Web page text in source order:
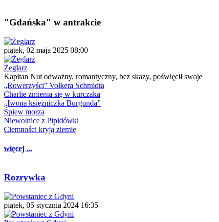
"Gdańska" w antrakcie
piątek, 02 maja 2025 08:00
Żeglarz
Kapitan Nut odważny, romantyczny, bez skazy, poświęcił swoje
„Rowerzyści” Volkera Schmidta
Charlie zmienia się w kurczaka
„Iwona księżniczka Burgunda”
Śpiew morza
Niewolnice z Pipidówki
Ciemności kryją ziemię
więcej ...
Rozrywka
piątek, 05 stycznia 2024 16:35